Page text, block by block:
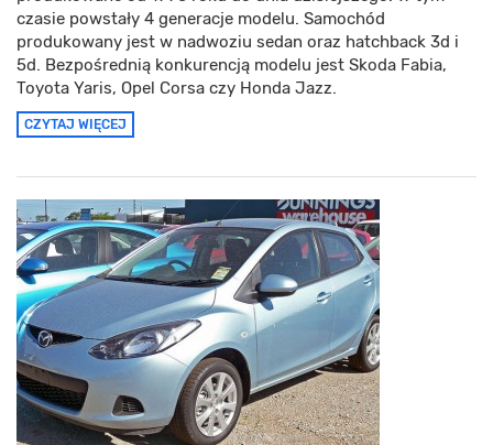
czasie powstały 4 generacje modelu. Samochód
produkowany jest w nadwoziu sedan oraz hatchback 3d i
5d. Bezpośrednią konkurencją modelu jest Skoda Fabia,
Toyota Yaris, Opel Corsa czy Honda Jazz.
CZYTAJ WIĘCEJ